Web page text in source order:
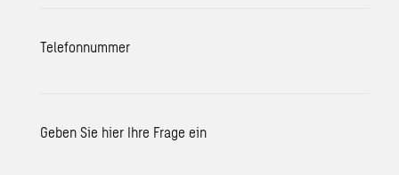
Telefonnummer
Geben Sie hier Ihre Frage ein